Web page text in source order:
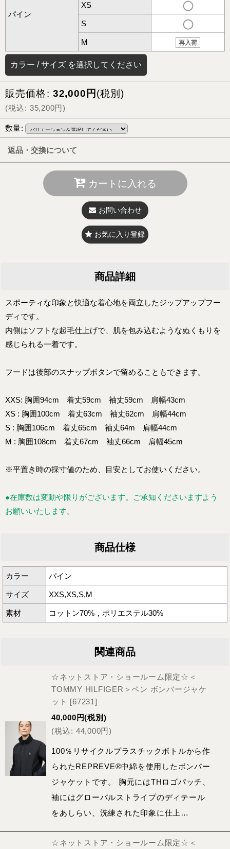
パイン
XS
S
M 再入荷
カラー / サイズ を選択してください
販売価格: 32,000 円 (税別)
(税込: 35,200円)
数量:
返品・交換について
カートに入れる
お問い合わせ
お気に入り登録
商品詳細
スポーティな印象と快適な着心地を両立したジップアップフー
ディです。
内側はソフトな起毛仕上げで、肌を包み込むようなぬくもりを
感じられる一着です。
フードは後部のスナップボタンで留めることもできます。
XXS: 胸囲94cm 着丈59cm 袖丈59cm 肩幅43cm
XS : 胸囲100cm 着丈63cm 袖丈62cm 肩幅44cm
S : 胸囲106cm 着丈65cm 袖丈64m 肩幅44cm
M : 胸囲108cm 着丈67cm 袖丈66cm 肩幅45cm
※平置き時の採寸値のため、目安としてお使いください。
●在庫数は変動や限りがございます。ご承知くださいますよう
お願いいたします。
商品仕様
カラー パイン
サイズ XXS,XS,S,M
素材 コットン70%，ポリエステル30%
関連商品
☆ネットストア・ショールーム限定☆＜
TOMMY HILFIGER＞ペン ボンバージャケ
ット [67231]
40,000 円(税別)
(税込: 44,000円)
100％リサイクルプラスチックボトルから作
られたREPREVE®中綿を使用したボンバー
ジャケットです。 胸元にはTHロゴパッチ、
袖にはグローバルストライプのディテール
をあしらい、洗練された印象に仕上…
☆ネットストア・ショールーム限定☆＜